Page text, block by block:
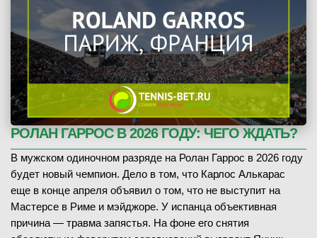
1-й сет 6-4
2-й сет 67-7
3-й сет 77-64
4-й сет 64-77
5-й сет 7
30.05.2026
ЗАВЕРШЁН
1/16 финала
В Маттео Берреттини (48)
Франсиско Комесана(89)
ЧИТАТЬ ПРОГНОЗ
30.05.2026
ЗАВЕРШЁН
1/16 финала
В Диана Парри (55)
Аманда Анисимова(5)
1-й сет 6-3
2-й сет 4-6
3-й сет 7 -6
РОЛАН ГАРРОС В 2026 ГОДУ: ЧЕГО ЖДАТЬ?
В мужском одиночном разряде на Ролан Гаррос в 2026 году
будет новый чемпион. Дело в том, что Карлос Алькарас
еще в конце апреля объявил о том, что не выступит на
Мастерсе в Риме и мэйджоре. У испанца объективная
причина — травма запястья. На фоне его снятия